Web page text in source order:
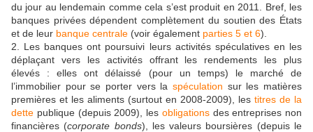
du jour au lendemain comme cela s’est produit en 2011. Bref, les
banques privées dépendent complètement du soutien des États
et de leur banque centrale (voir également parties 5 et 6).
2. Les banques ont poursuivi leurs activités spéculatives en les
déplaçant vers les activités offrant les rendements les plus
élevés : elles ont délaissé (pour un temps) le marché de
l’immobilier pour se porter vers la spéculation sur les matières
premières et les aliments (surtout en 2008-2009), les titres de la
dette publique (depuis 2009), les obligationsdes entreprises non
financières (corporate bonds), les valeurs boursières (depuis le